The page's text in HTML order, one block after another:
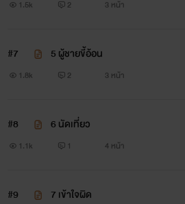
1.5k 2 3 หน้า
#7 5 ผู้ชายขี้อ้อน
1.8k 2 3 หน้า
#8 6 นัดเที่ยว
1.1k 1 4 หน้า
#9 7 เข้าใจผิด